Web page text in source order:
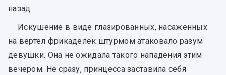
назад.
Искушение в виде глазированных, насаженных
на вертел фрикаделек штурмом атаковало разум
девушки. Она не ожидала такого нападения этим
вечером. Не сразу, принцесса заставила себя